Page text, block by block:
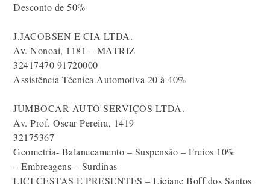
Desconto de 50%
J.JACOBSEN E CIA LTDA.
Av. Nonoai, 1181 – MATRIZ
32417470 91720000
Assistência Técnica Automotiva 20 à 40%
JUMBOCAR AUTO SERVIÇOS LTDA.
Av. Prof. Oscar Pereira, 1419
32175367
Geometria- Balanceamento – Suspensão – Freios 10%
– Embreagens – Surdinas
LICI CESTAS E PRESENTES – Liciane Boff dos Santos